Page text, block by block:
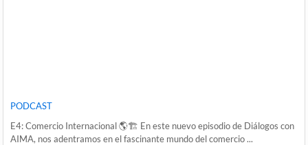
PODCAST
E4: Comercio Internacional 🌎🏗️ En este nuevo episodio de Diálogos con
AIMA, nos adentramos en el fascinante mundo del comercio ...